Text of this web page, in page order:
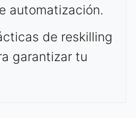
automatización.
de reskilling
garantizar tu